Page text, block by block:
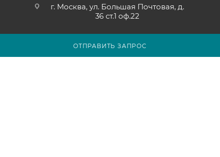
ОТПРАВИТЬ ЗАПРОС
г. Москва, ул. Большая Почтовая, д.
36 ст.1 оф.22